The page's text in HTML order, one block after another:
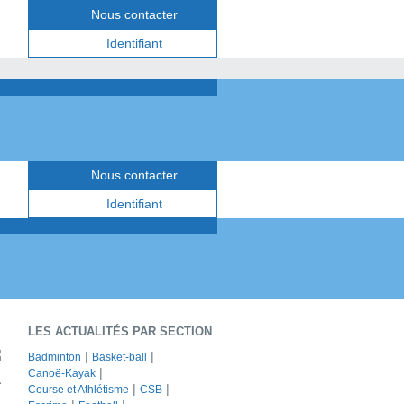
Nous contacter
Identifiant
Nous contacter
Identifiant
LES ACTUALITÉS PAR SECTION
Badminton
Basket-ball
Canoë-Kayak
Course et Athlétisme
CSB